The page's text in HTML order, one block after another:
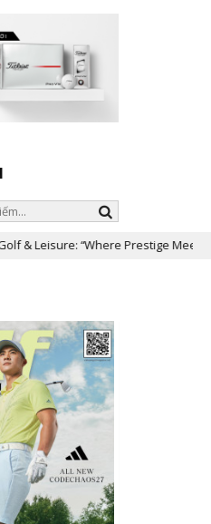
“Where Prestige Meets Legacy”